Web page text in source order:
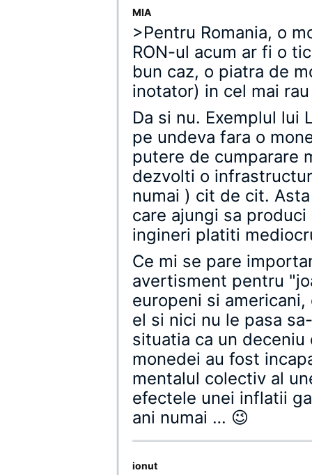
MIA
>Pentru Romania, o
RON-ul acum ar fi o
bun caz, o piatra de
inotator) in cel mai
Da si nu. Exemplul lui
pe undeva fara o
putere de cumparare
dezvolti o
numai ) cit de cit.
care ajungi sa
ingineri platiti
Ce mi se pare
avertisment pentru
europeni si
el si nici nu le pasa
situatia ca un
monedei au fost
mentalul colectiv al
efectele unei inflatii
ani numai … 😉
ionut